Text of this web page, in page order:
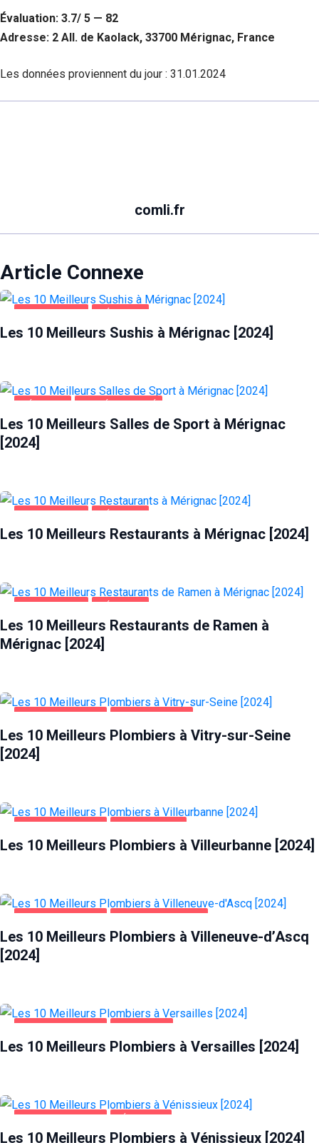
Évaluation: 3.7/ 5 — 82
Adresse: 2 All. de Kaolack, 33700 Mérignac, France
Les données proviennent du jour : 31.01.2024
comli.fr
Article Connexe
ALIMENTATION MÉRIGNAC
Les 10 Meilleurs Sushis à Mérignac [2024]
MÉRIGNAC SANTÉ ET BEAUTÉ
Les 10 Meilleurs Salles de Sport à Mérignac
[2024]
ALIMENTATION MÉRIGNAC
Les 10 Meilleurs Restaurants à Mérignac [2024]
ALIMENTATION MÉRIGNAC
Les 10 Meilleurs Restaurants de Ramen à
Mérignac [2024]
MAISON ET JARDIN VITRY-SUR-SEINE
Les 10 Meilleurs Plombiers à Vitry-sur-Seine
[2024]
MAISON ET JARDIN VILLEURBANNE
Les 10 Meilleurs Plombiers à Villeurbanne [2024]
MAISON ET JARDIN VILLENEUVE-D'ASCQ
Les 10 Meilleurs Plombiers à Villeneuve-d’Ascq
[2024]
MAISON ET JARDIN VERSAILLES
Les 10 Meilleurs Plombiers à Versailles [2024]
MAISON ET JARDIN VÉNISSIEUX
Les 10 Meilleurs Plombiers à Vénissieux [2024]